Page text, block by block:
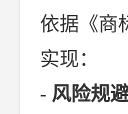
依据《商
实现：
- 风险规